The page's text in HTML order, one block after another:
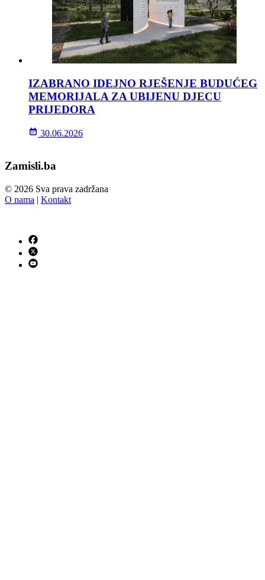
IZABRANO IDEJNO RJEŠENJE BUDUĆEG
MEMORIJALA ZA UBIJENU DJECU
PRIJEDORA
30.06.2026
Zamisli.ba
© 2026 Sva prava zadržana
O nama | Kontakt